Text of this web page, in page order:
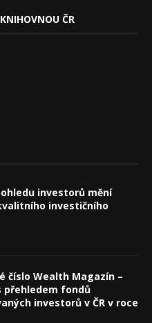
ČR
investorů mění
investičního
číslo Wealth Magazín –
přehledem fondů
investorů v ČR v roce